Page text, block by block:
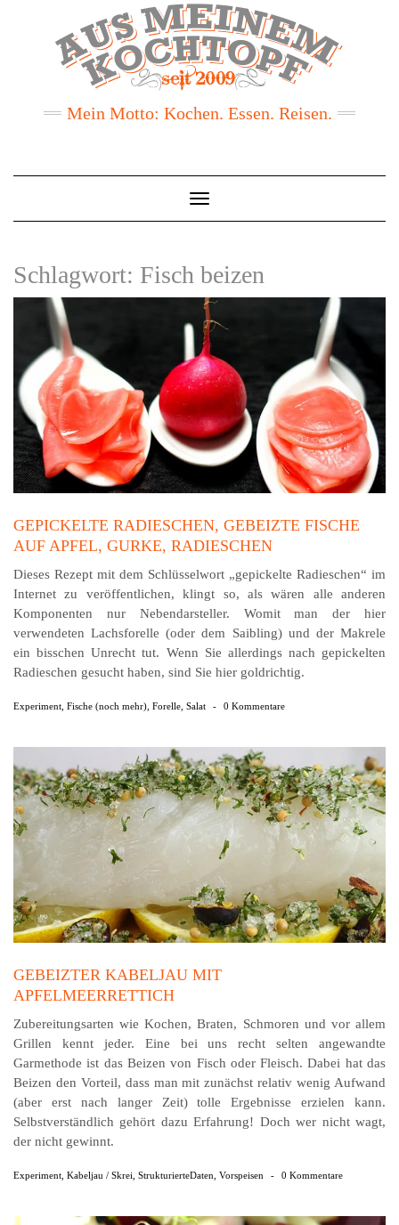
Mein Motto: Kochen. Essen. Reisen.
Toggle
Navigation
Schlagwort: Fisch beizen
GEPICKELTE RADIESCHEN, GEBEIZTE FISCHE
AUF APFEL, GURKE, RADIESCHEN
Dieses Rezept mit dem Schlüsselwort „gepickelte Radieschen“ im
Internet zu veröffentlichen, klingt so, als wären alle anderen
Komponenten nur Nebendarsteller. Womit man der hier
verwendeten Lachsforelle (oder dem Saibling) und der Makrele
ein bisschen Unrecht tut. Wenn Sie allerdings nach gepickelten
Radieschen gesucht haben, sind Sie hier goldrichtig.
Experiment Fische (noch mehr) Forelle Salat - 0 Kommentare
GEBEIZTER KABELJAU MIT
APFELMEERRETTICH
Zubereitungsarten wie Kochen, Braten, Schmoren und vor allem
Grillen kennt jeder. Eine bei uns recht selten angewandte
Garmethode ist das Beizen von Fisch oder Fleisch. Dabei hat das
Beizen den Vorteil, dass man mit zunächst relativ wenig Aufwand
(aber erst nach langer Zeit) tolle Ergebnisse erzielen kann.
Selbstverständlich gehört dazu Erfahrung! Doch wer nicht wagt,
der nicht gewinnt.
Experiment Kabeljau / Skrei StrukturierteDaten Vorspeisen - 0 Kommentare